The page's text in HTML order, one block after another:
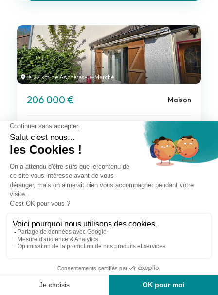
à 22 km de Aschères-le-Marché
206 000 € Maison
4 pièces , 2 chambres
96.08 m²
Avec jardin, terrasse
Voir le bien
à 22 km de Aschères-le-Marché